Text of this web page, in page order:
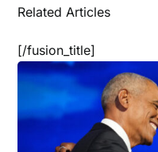
Related Articles
[/fusion_title]